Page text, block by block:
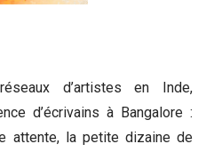
d’artistes en Inde,
d’écrivains à Bangalore :
attente, la petite dizaine de